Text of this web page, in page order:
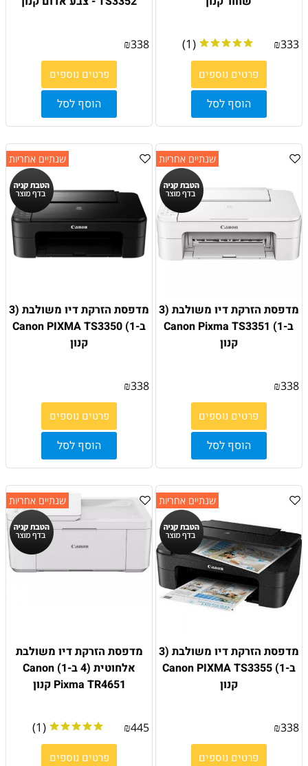
₪333
(1)
פרטים נוספים
הוסף לסל
₪338
פרטים נוספים
הוסף לסל
שנתיים אחריות
מדפסת הזרקת דיו משולבת (3
ב-1) Canon Pixma TS3351
קנון
₪338
פרטים נוספים
הוסף לסל
שנתיים אחריות
מדפסת הזרקת דיו משולבת (3
ב-1) Canon PIXMA TS3350
קנון
₪338
פרטים נוספים
הוסף לסל
שנתיים אחריות
מדפסת הזרקת דיו משולבת (3
ב-1) Canon PIXMA TS3355
קנון
₪338
פרטים נוספים
שנתיים אחריות
מדפסת הזרקת דיו משולבת
אלחוטית (4 ב-1) Canon
Pixma TR4651 קנון
₪445
(1)
פרטים נוספים